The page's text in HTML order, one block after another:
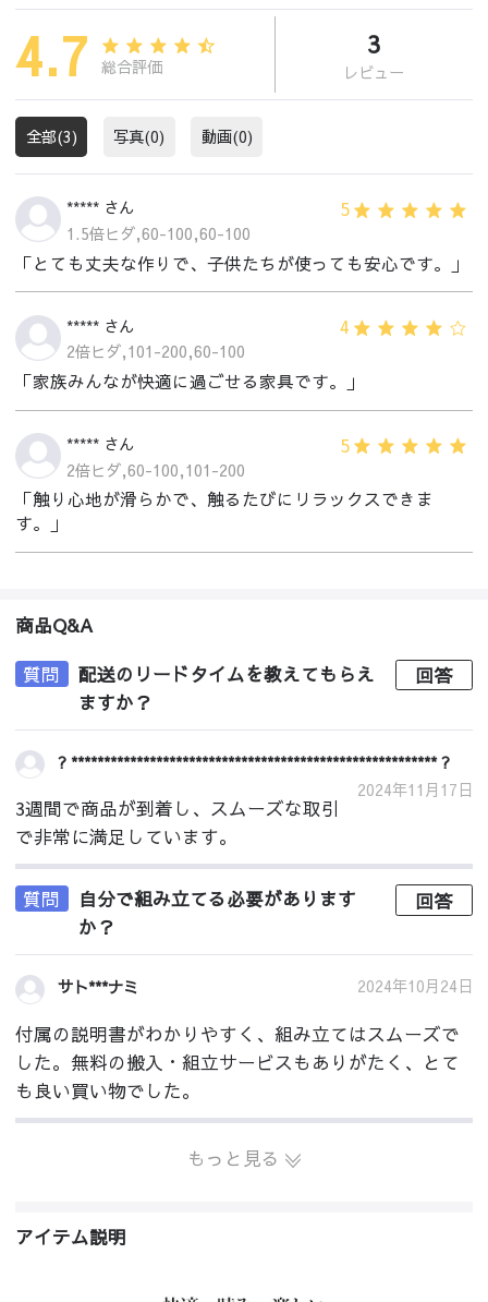
4.7 総合評価
3
レビュー
全部(3) 写真(0) 動画(0)
***** さん 5
1.5倍ヒダ,60-100,60-100
「とても丈夫な作りで、子供たちが使っても安心です。」
***** さん 4
2倍ヒダ,101-200,60-100
「家族みんなが快適に過ごせる家具です。」
***** さん 5
2倍ヒダ,60-100,101-200
「触り心地が滑らかで、触るたびにリラックスできま
す。」
商品Q&A
質問
配送のリードタイムを教えてもらえ
ますか？
回答
? ******************************************************** ?
2024年11月17日
3週間で商品が到着し、スムーズな取引
で非常に満足しています。
質問
自分で組み立てる必要があります
か？
回答
サト***ナミ 2024年10月24日
付属の説明書がわかりやすく、組み立てはスムーズで
した。無料の搬入・組立サービスもありがたく、とて
も良い買い物でした。
もっと見る
アイテム説明